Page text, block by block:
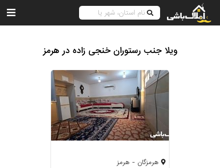
ویلا جنب رستوران خنجی زاده در هرمز
هرمزگان - هرمز